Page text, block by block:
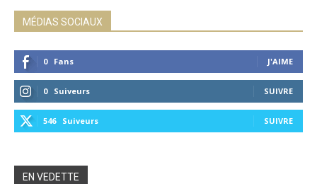
MÉDIAS SOCIAUX
0 Fans J'AIME
0 Suiveurs SUIVRE
546 Suiveurs SUIVRE
EN VEDETTE